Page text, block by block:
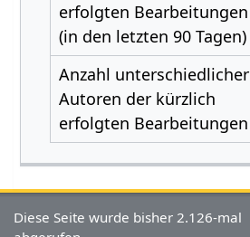
erfolgten Bearbeitungen
(in den letzten 90 Tagen)
Anzahl unterschiedlicher
Autoren der kürzlich
erfolgten Bearbeitungen
Diese Seite wurde bisher 2.126-mal